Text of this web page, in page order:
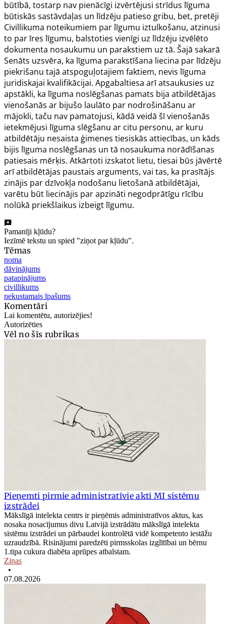
būtībā, tostarp nav pienācīgi izvērtējusi strīdus līguma
būtiskās sastāvdaļas un līdzēju patieso gribu, bet, pretēji
Civillikuma noteikumiem par līgumu iztulkošanu, atzinusi
to par īres līgumu, balstoties vienīgi uz līdzēju izvēlēto
dokumenta nosaukumu un parakstiem uz tā. Šajā sakarā
Senāts uzsvēra, ka līguma parakstīšana liecina par līdzēju
piekrišanu tajā atspoguļotajiem faktiem, nevis līguma
juridiskajai kvalifikācijai. Apgabaltiesa arī atsaukusies uz
apstākli, ka līguma noslēgšanas pamats bija atbildētājas
vienošanās ar bijušo laulāto par nodrošināšanu ar
mājokli, taču nav pamatojusi, kādā veidā šī vienošanās
ietekmējusi līguma slēgšanu ar citu personu, ar kuru
atbildētāju nesaista ģimenes tiesiskās attiecības, un kāds
bijis līguma noslēgšanas un tā nosaukuma norādīšanas
patiesais mērķis. Atkārtoti izskatot lietu, tiesai būs jāvērtē
arī atbildētājas paustais arguments, vai tas, ka prasītājs
zinājis par dzīvokļa nodošanu lietošanā atbildētājai,
varētu būt liecinājis par apzināti negodprātīgu rīcību
nolūkā priekšlaikus izbeigt līgumu.
Pamanīji kļūdu?
Iezīmē tekstu un spied "ziņot par kļūdu".
Tēmas
noma
dāvinājums
patapinājums
civillikums
nekustamais īpašums
Komentāri
Lai komentētu, autorizējies!
Autorizēties
Vēl no šīs rubrikas
Pieņemti pirmie administratīvie akti MI sistēmu
izstrādei
Mākslīgā intelekta centrs ir pieņēmis administratīvos aktus, kas
nosaka nosacījumus divu Latvijā izstrādātu mākslīgā intelekta
sistēmu izstrādei un pārbaudei kontrolētā vidē kompetento iestāžu
uzraudzībā. Risinājumi paredzēti pirmsskolas izglītībai un bērnu
1.tipa cukura diabēta aprūpes atbalstam.
Ziņas
•
07.08.2026